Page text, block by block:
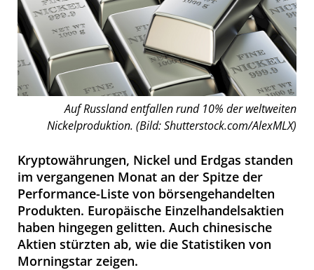
Auf Russland entfallen rund 10% der weltweiten
Nickelproduktion. (Bild: Shutterstock.com/AlexMLX)
Kryptowährungen, Nickel und Erdgas standen
im vergangenen Monat an der Spitze der
Performance-Liste von börsengehandelten
Produkten. Europäische Einzelhandelsaktien
haben hingegen gelitten. Auch chinesische
Aktien stürzten ab, wie die Statistiken von
Morningstar zeigen.